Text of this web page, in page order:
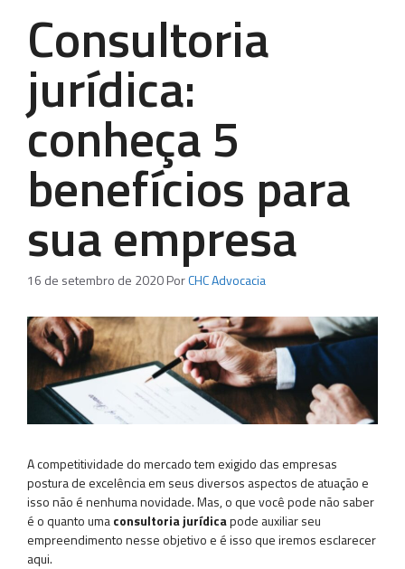
Consultoria
jurídica:
conheça 5
benefícios para
sua empresa
16 de setembro de 2020PorCHC Advocacia
A competitividade do mercado tem exigido das empresas
postura de excelência em seus diversos aspectos de atuação e
isso não é nenhuma novidade. Mas, o que você pode não saber
é o quanto umaconsultoria jurídicapode auxiliar seu
empreendimento nesse objetivo e é isso que iremos esclarecer
aqui.